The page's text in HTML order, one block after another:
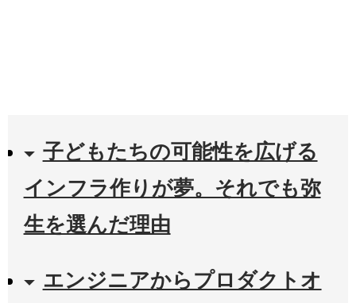
子どもたちの可能性を広げる
インフラ作りが夢。それでも弥
生を選んだ理由
エンジニアからプロダクトオ